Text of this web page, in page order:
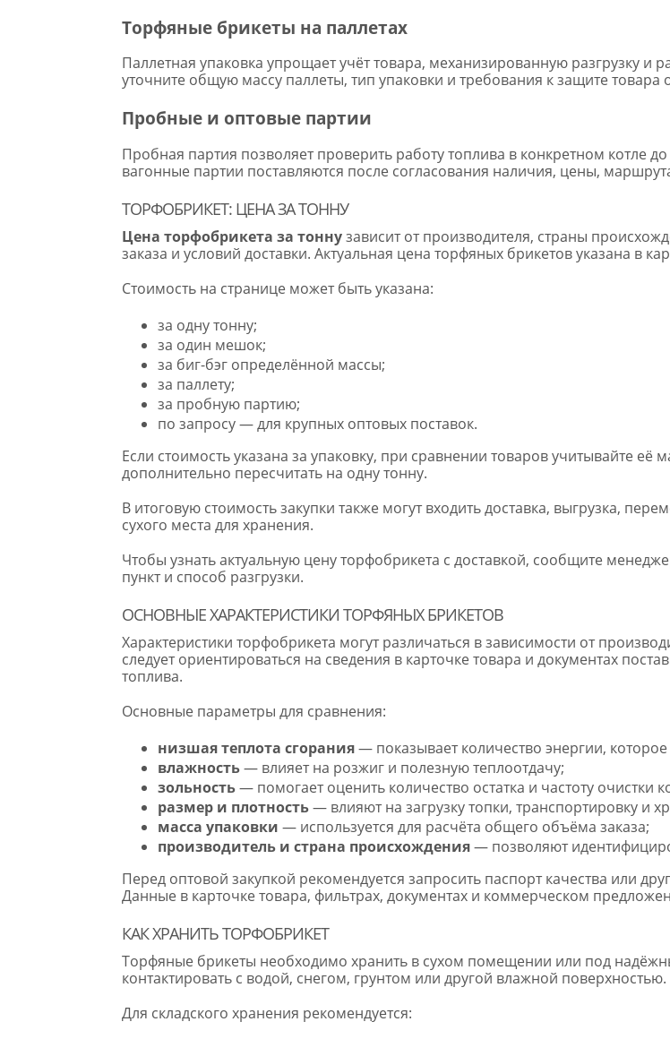
Торфяные брикеты на паллетах
Паллетная упаковка упрощает учёт товара, механизированную разгрузку
уточните общую массу паллеты, тип упаковки и требования к защите товара
Пробные и оптовые партии
Пробная партия позволяет проверить работу топлива в конкретном котле
вагонные партии поставляются после согласования наличия, цены,
ТОРФОБРИКЕТ: ЦЕНА ЗА ТОННУ
Цена торфобрикета за тоннузависит от производителя, страны
заказа и условий доставки. Актуальная цена торфяных брикетов указана в
Стоимость на странице может быть указана:
за одну тонну;
за один мешок;
за биг-бэг определённой массы;
за паллету;
за пробную партию;
по запросу — для крупных оптовых поставок.
Если стоимость указана за упаковку, при сравнении товаров учитывайте её
дополнительно пересчитать на одну тонну.
В итоговую стоимость закупки также могут входить доставка, выгрузка,
сухого места для хранения.
Чтобы узнать актуальную цену торфобрикета с доставкой, сообщите
пункт и способ разгрузки.
ОСНОВНЫЕ ХАРАКТЕРИСТИКИ ТОРФЯНЫХ БРИКЕТОВ
Характеристики торфобрикета могут различаться в зависимости от
следует ориентироваться на сведения в карточке товара и документах
топлива.
Основные параметры для сравнения:
низшая теплота сгорания— показывает количество энергии,
влажность— влияет на розжиг и полезную теплоотдачу;
зольность— помогает оценить количество остатка и частоту очистки
размер и плотность— влияют на загрузку топки, транспортировку и
масса упаковки — используется для расчёта общего объёма заказа;
производитель и страна происхождения— позволяют
Перед оптовой закупкой рекомендуется запросить паспорт качества или
Данные в карточке товара, фильтрах, документах и коммерческом
КАК ХРАНИТЬ ТОРФОБРИКЕТ
Торфяные брикеты необходимо хранить в сухом помещении или под
контактировать с водой, снегом, грунтом или другой влажной поверхностью.
Для складского хранения рекомендуется: